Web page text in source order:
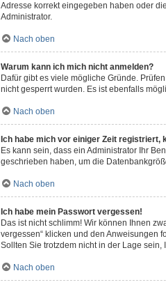
Adresse korrekt eingegeben haben oder
Administrator.
Nach oben
Warum kann ich mich nicht anmelden?
Dafür gibt es viele mögliche Gründe.
nicht gesperrt wurden. Es ist ebenfalls
Nach oben
Ich habe mich vor einiger Zeit registriert,
Es kann sein, dass ein Administrator Ihr
geschrieben haben, um die
Nach oben
Ich habe mein Passwort vergessen!
Das ist nicht schlimm! Wir können Ihnen
vergessen“ klicken und den Anweisungen
Sollten Sie trotzdem nicht in der Lage
Nach oben